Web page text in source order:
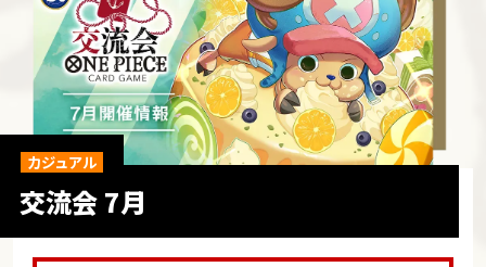
交流会 7月
カジュアル